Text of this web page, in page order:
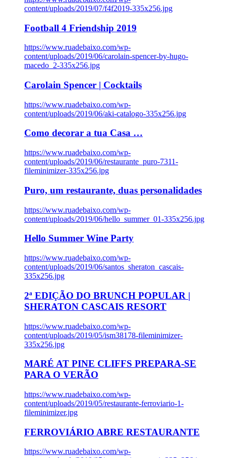
content/uploads/2019/07/f4f2019-335x256.jpg
Football 4 Friendship 2019
https://www.ruadebaixo.com/wp-
content/uploads/2019/06/carolain-spencer-by-hugo-
macedo_2-335x256.jpg
Carolain Spencer | Cocktails
https://www.ruadebaixo.com/wp-
content/uploads/2019/06/aki-catalogo-335x256.jpg
Como decorar a tua Casa …
https://www.ruadebaixo.com/wp-
content/uploads/2019/06/restaurante_puro-7311-
fileminimizer-335x256.jpg
Puro, um restaurante, duas personalidades
https://www.ruadebaixo.com/wp-
content/uploads/2019/06/hello_summer_01-335x256.jpg
Hello Summer Wine Party
https://www.ruadebaixo.com/wp-
content/uploads/2019/06/santos_sheraton_cascais-
335x256.jpg
2ª EDIÇÃO DO BRUNCH POPULAR |
SHERATON CASCAIS RESORT
https://www.ruadebaixo.com/wp-
content/uploads/2019/05/ism38178-fileminimizer-
335x256.jpg
MARÉ AT PINE CLIFFS PREPARA-SE
PARA O VERÃO
https://www.ruadebaixo.com/wp-
content/uploads/2019/05/restaurante-ferroviario-1-
fileminimizer.jpg
FERROVIÁRIO ABRE RESTAURANTE
https://www.ruadebaixo.com/wp-